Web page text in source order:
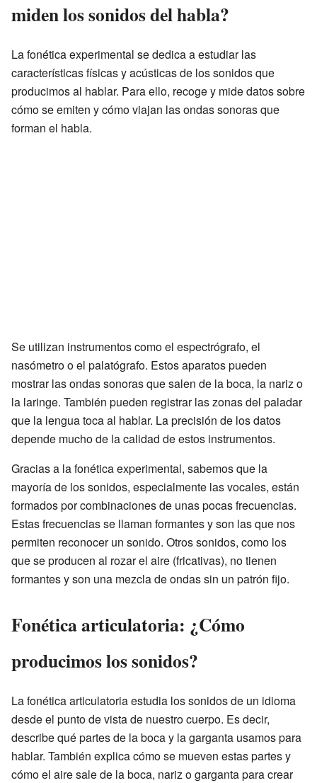
miden los sonidos del habla?
La fonética experimental se dedica a estudiar las
características físicas y acústicas de los sonidos que
producimos al hablar. Para ello, recoge y mide datos sobre
cómo se emiten y cómo viajan las ondas sonoras que
forman el habla.
Se utilizan instrumentos como el espectrógrafo, el
nasómetro o el palatógrafo. Estos aparatos pueden
mostrar las ondas sonoras que salen de la boca, la nariz o
la laringe. También pueden registrar las zonas del paladar
que la lengua toca al hablar. La precisión de los datos
depende mucho de la calidad de estos instrumentos.
Gracias a la fonética experimental, sabemos que la
mayoría de los sonidos, especialmente las vocales, están
formados por combinaciones de unas pocas frecuencias.
Estas frecuencias se llaman formantes y son las que nos
permiten reconocer un sonido. Otros sonidos, como los
que se producen al rozar el aire (fricativas), no tienen
formantes y son una mezcla de ondas sin un patrón fijo.
Fonética articulatoria: ¿Cómo
producimos los sonidos?
La fonética articulatoria estudia los sonidos de un idioma
desde el punto de vista de nuestro cuerpo. Es decir,
describe qué partes de la boca y la garganta usamos para
hablar. También explica cómo se mueven estas partes y
cómo el aire sale de la boca, nariz o garganta para crear